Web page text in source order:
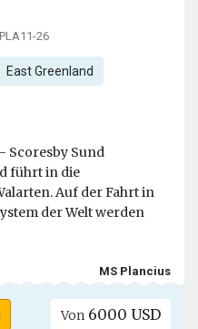
26
East Greenland
Scoresby Sund
führt in die
Auf der Fahrt in
der Welt werden
MS Plancius
Von 6000 USD